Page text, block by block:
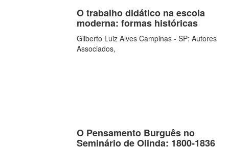
O trabalho didático na escola
moderna: formas históricas
Gilberto Luiz Alves Campinas - SP: Autores
Associados,
O Pensamento Burguês no
Seminário de Olinda: 1800-1836